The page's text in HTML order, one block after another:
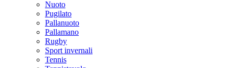
Nuoto
Pugilato
Pallanuoto
Pallamano
Rugby
Sport invernali
Tennis